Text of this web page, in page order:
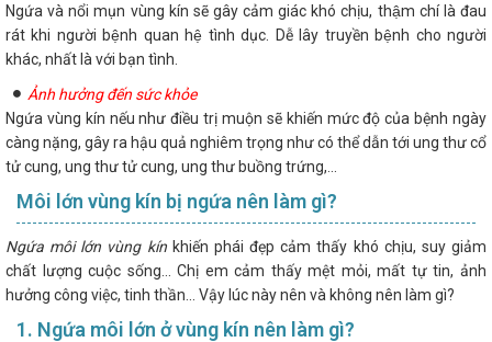
Ngứa và nổi mụn vùng kín sẽ gây cảm giác khó chịu, thậm chí là đau
rát khi người bệnh quan hệ tình dục. Dễ lây truyền bệnh cho người
khác, nhất là với bạn tình.
Ảnh hưởng đến sức khỏe
Ngứa vùng kín nếu như điều trị muộn sẽ khiến mức độ của bệnh ngày
càng nặng, gây ra hậu quả nghiêm trọng như có thể dẫn tới ung thư cổ
tử cung, ung thư tử cung, ung thư buồng trứng,...
Môi lớn vùng kín bị ngứa nên làm gì?
Ngứa môi lớn vùng kínkhiến phái đẹp cảm thấy khó chịu, suy giảm
chất lượng cuộc sống... Chị em cảm thấy mệt mỏi, mất tự tin, ảnh
hưởng công việc, tinh thần... Vậy lúc này nên và không nên làm gì?
1. Ngứa môi lớn ở vùng kín nên làm gì?